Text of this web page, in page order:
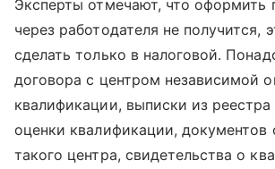
Эксперты отмечают, что оформить
через работодателя не получится,
сделать только в налоговой.
договора с центром независимой
квалификации, выписки из реестра
оценки квалификации, документов
такого центра, свидетельства о